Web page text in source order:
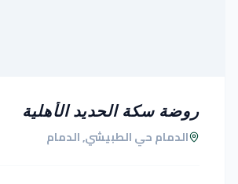
روضة سكة الحديد الأهلية
الدمام حي الطبيشي, الدمام